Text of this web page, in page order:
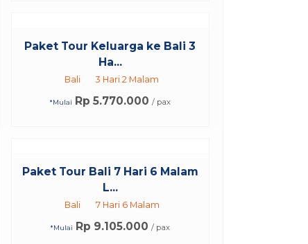
Paket Tour Keluarga ke Bali 3
Ha...
Bali 3 Hari 2 Malam
*Mulai Rp 5.770.000 / pax
Paket Tour Bali 7 Hari 6 Malam
L...
Bali 7 Hari 6 Malam
*Mulai Rp 9.105.000 / pax